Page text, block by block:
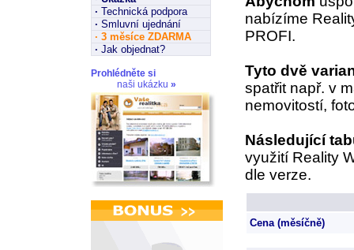
· Technická podpora
· Smluvní ujednání
· 3 měsíce ZDARMA
· Jak objednat?
Prohlédněte si
naši ukázku »
nabízíme
PROFI.
Tyto dvě
spatřit např. v
nemovitostí,
Následující
využití Reality
dle verze.
Cena (měsíčně)